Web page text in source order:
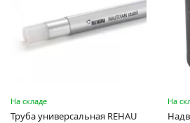
На складе
Труба универсальная REHAU
На